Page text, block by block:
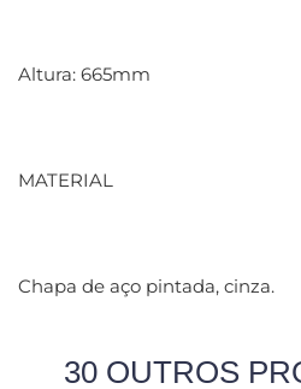
Altura: 665mm
MATERIAL
Chapa de aço pintada, cinza.
30 OUTROS